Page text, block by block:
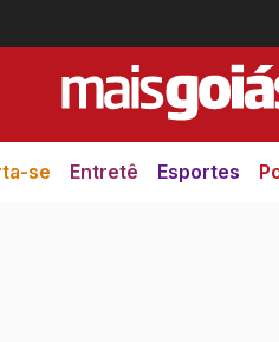
se Entretê Esportes